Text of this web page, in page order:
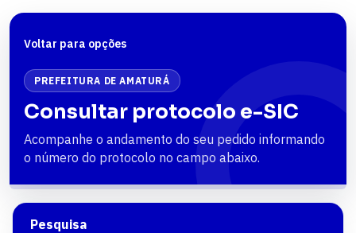
Voltar para opções
PREFEITURA DE AMATURÁ
Consultar protocolo e-SIC
Acompanhe o andamento do seu pedido informando
o número do protocolo no campo abaixo.
Pesquisa